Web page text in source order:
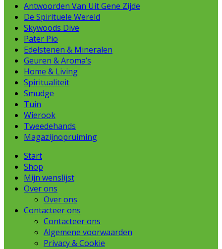
Antwoorden Van Uit Gene Zijde
De Spirituele Wereld
Skywoods Dive
Pater Pio
Edelstenen & Mineralen
Geuren & Aroma’s
Home & Living
Spiritualiteit
Smudge
Tuin
Wierook
Tweedehands
Magazijnopruiming
Start
Shop
Mijn wenslijst
Over ons
Over ons
Contacteer ons
Contacteer ons
Algemene voorwaarden
Privacy & Cookie